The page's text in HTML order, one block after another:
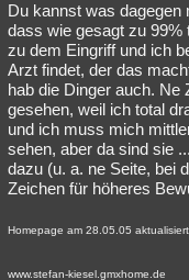
Du kannst was
dass wie gesagt zu 99%
zu dem Eingriff und ich
Arzt findet, der das
hab die Dinger auch. Ne
gesehen, weil ich total
und ich muss mich
sehen, aber da sind sie
dazu (u. a. ne Seite, bei
Zeichen für höheres
Homepage am 28.05.05
www.stefan-kiesel.gmxhome.de